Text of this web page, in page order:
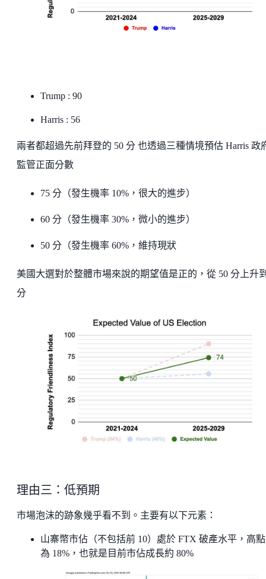
Trump : 90
Harris : 56
兩者都超過先前拜登的 50 分 也透過三種情境預估 Harris 政
監管正面分數
75 分（發生機率 10%，很大的進步）
60 分（發生機率 30%，微小的進步）
50 分（發生機率 60%，維持現狀
美國大選對於整體市場來說的期望值是正的，從 50 分上升
分
理由三：低預期
市場泡沫的跡象幾乎看不到。主要有以下元素：
山寨幣市佔（不包括前 10）處於 FTX 破產水平，高
為 18%，也就是目前市佔成長約 80%